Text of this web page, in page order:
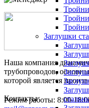
Наша компания
трубопроводов,
которой является
Контакты
Режим работы: 8:00-
Заглушки